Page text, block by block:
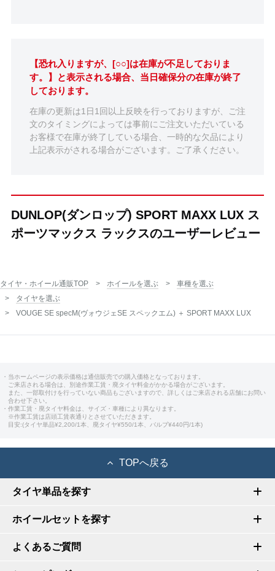
【恐れ入りますが、[○○]は在庫が不足しておりま
す。】と表示される場合、当日確保分の在庫が終了
しております。
在庫の更新は1日1回以上反映を行っておりますが、ご注
文のタイミングによっては事前にご注文いただいている
お客様で在庫が終了している場合、一時的な欠品により
上記表示がされる場合がございます。ご了承ください。
DUNLOP(ダンロップ) SPORT MAXX LUX ス
ポーツマックス ラックスのユーザーレビュー
タイヤ・ホイール通販TOP ホイールを選ぶ
車種を選ぶ
タイヤを選ぶ
VOUGE SE specM(ヴォウジェSE スペックエム) ＋ SPORT MAXX LUX
・当ホームページの表示価格は通信販売での購入価格となっております。
ご来店される場合は、別途作業工賃・廃タイヤ料金がかかる場合がございます。
また、一部取付けを行っていない商品もございますので、詳しくはご来店される店舗にお問い
合わせ下さい。
・作業工賃・廃タイヤ料金は、サイズ・車種により異なります。
※作業工賃は店頭工賃表通りとさせていただきます。
目安:(タイヤ単品¥2,200/1本、廃タイヤ¥550/1本、バルブ¥440円/1本)
TOPへ戻る
タイヤ単品を探す
ホイールセットを探す
よくあるご質問